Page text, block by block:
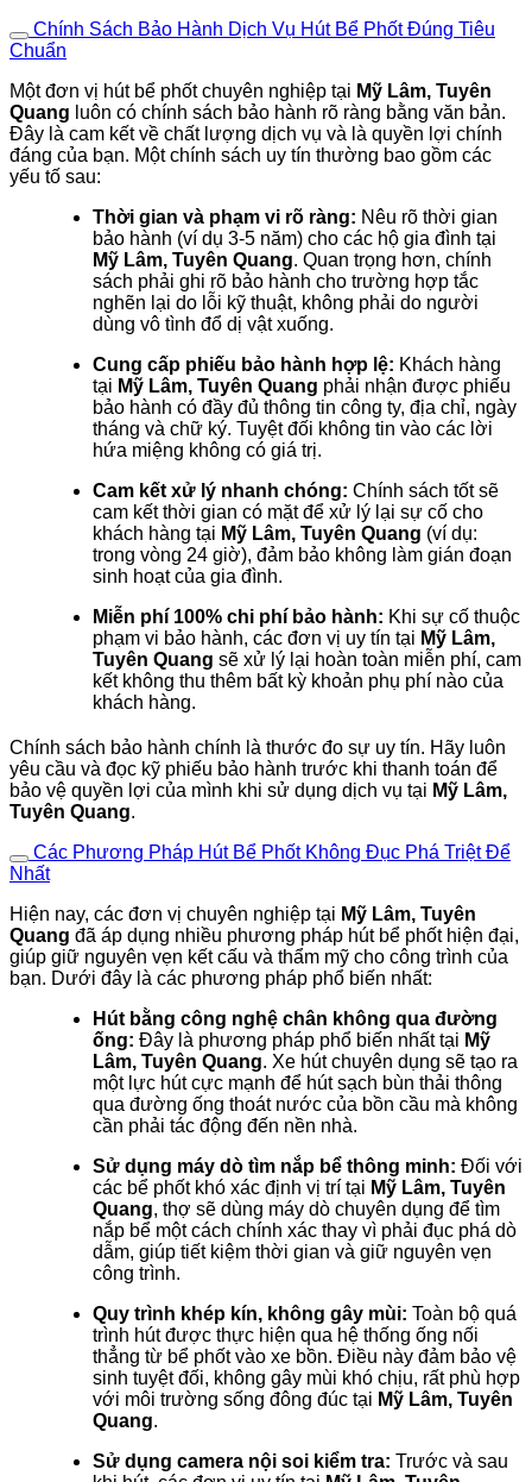
Chính Sách Bảo Hành Dịch Vụ Hút Bể Phốt Đúng Tiêu
Chuẩn
Một đơn vị hút bể phốt chuyên nghiệp tại Mỹ Lâm, Tuyên
Quang luôn có chính sách bảo hành rõ ràng bằng văn bản.
Đây là cam kết về chất lượng dịch vụ và là quyền lợi chính
đáng của bạn. Một chính sách uy tín thường bao gồm các
yếu tố sau:
Thời gian và phạm vi rõ ràng: Nêu rõ thời gian
bảo hành (ví dụ 3-5 năm) cho các hộ gia đình tại
Mỹ Lâm, Tuyên Quang. Quan trọng hơn, chính
sách phải ghi rõ bảo hành cho trường hợp tắc
nghẽn lại do lỗi kỹ thuật, không phải do người
dùng vô tình đổ dị vật xuống.
Cung cấp phiếu bảo hành hợp lệ: Khách hàng
tại Mỹ Lâm, Tuyên Quang phải nhận được phiếu
bảo hành có đầy đủ thông tin công ty, địa chỉ, ngày
tháng và chữ ký. Tuyệt đối không tin vào các lời
hứa miệng không có giá trị.
Cam kết xử lý nhanh chóng: Chính sách tốt sẽ
cam kết thời gian có mặt để xử lý lại sự cố cho
khách hàng tại Mỹ Lâm, Tuyên Quang (ví dụ:
trong vòng 24 giờ), đảm bảo không làm gián đoạn
sinh hoạt của gia đình.
Miễn phí 100% chi phí bảo hành: Khi sự cố thuộc
phạm vi bảo hành, các đơn vị uy tín tại Mỹ Lâm,
Tuyên Quang sẽ xử lý lại hoàn toàn miễn phí, cam
kết không thu thêm bất kỳ khoản phụ phí nào của
khách hàng.
Chính sách bảo hành chính là thước đo sự uy tín. Hãy luôn
yêu cầu và đọc kỹ phiếu bảo hành trước khi thanh toán để
bảo vệ quyền lợi của mình khi sử dụng dịch vụ tại Mỹ Lâm,
Tuyên Quang.
Các Phương Pháp Hút Bể Phốt Không Đục Phá Triệt Để
Nhất
Hiện nay, các đơn vị chuyên nghiệp tại Mỹ Lâm, Tuyên
Quang đã áp dụng nhiều phương pháp hút bể phốt hiện đại,
giúp giữ nguyên vẹn kết cấu và thẩm mỹ cho công trình của
bạn. Dưới đây là các phương pháp phổ biến nhất:
Hút bằng công nghệ chân không qua đường
ống: Đây là phương pháp phổ biến nhất tại Mỹ
Lâm, Tuyên Quang. Xe hút chuyên dụng sẽ tạo ra
một lực hút cực mạnh để hút sạch bùn thải thông
qua đường ống thoát nước của bồn cầu mà không
cần phải tác động đến nền nhà.
Sử dụng máy dò tìm nắp bể thông minh: Đối với
các bể phốt khó xác định vị trí tại Mỹ Lâm, Tuyên
Quang, thợ sẽ dùng máy dò chuyên dụng để tìm
nắp bể một cách chính xác thay vì phải đục phá dò
dẫm, giúp tiết kiệm thời gian và giữ nguyên vẹn
công trình.
Quy trình khép kín, không gây mùi: Toàn bộ quá
trình hút được thực hiện qua hệ thống ống nối
thẳng từ bể phốt vào xe bồn. Điều này đảm bảo vệ
sinh tuyệt đối, không gây mùi khó chịu, rất phù hợp
với môi trường sống đông đúc tại Mỹ Lâm, Tuyên
Quang.
Sử dụng camera nội soi kiểm tra: Trước và sau